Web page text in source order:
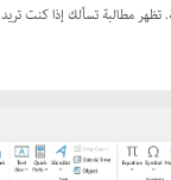
تظهر مطالبة تسألك إذا كنت تريد